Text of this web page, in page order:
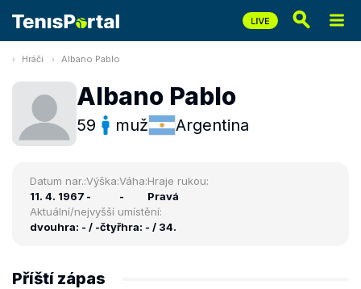
Hráči Albano Pablo
Albano Pablo
59 muž Argentina
Datum nar.:
11. 4. 1967
Výška:
-
Váha:
-
Hraje rukou:
Pravá
Aktuální/nejvyšší umístění:
dvouhra: - / -čtyřhra: - / 34.
Příští zápas